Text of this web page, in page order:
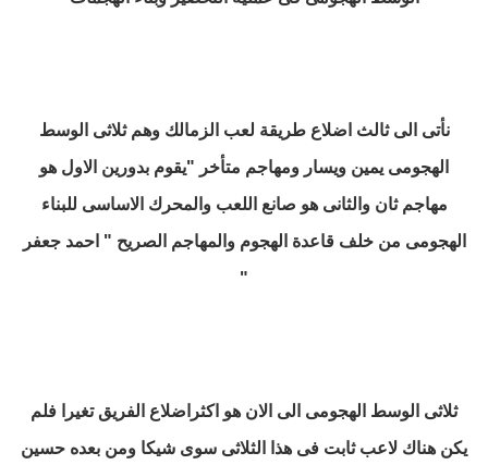
نأتى الى ثالث اضلاع طريقة لعب الزمالك وهم ثلاثى الوسط
الهجومى يمين ويسار ومهاجم متأخر "يقوم بدورين الاول هو
مهاجم ثان والثانى هو صانع اللعب والمحرك الاساسى للبناء
الهجومى من خلف قاعدة الهجوم والمهاجم الصريح " احمد جعفر
"
ثلاثى الوسط الهجومى الى الان هو اكثراضلاع الفريق تغيرا فلم
يكن هناك لاعب ثابت فى هذا الثلاثى سوى شيكا ومن بعده حسين